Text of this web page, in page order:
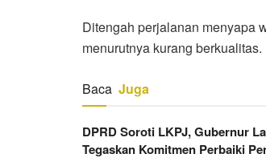
Ditengah perjalanan menyapa
menurutnya kurang berkualitas.
Baca Juga
DPRD Soroti LKPJ, Gubernur
Tegaskan Komitmen Perbaiki